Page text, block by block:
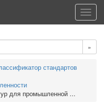
»
стандартов
для промышленной ...